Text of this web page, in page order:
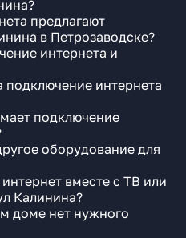
предлагают
в Петрозаводске?
интернета и
подключение интернета
подключение
оборудование для
вместе с ТВ или
Калинина?
доме нет нужного